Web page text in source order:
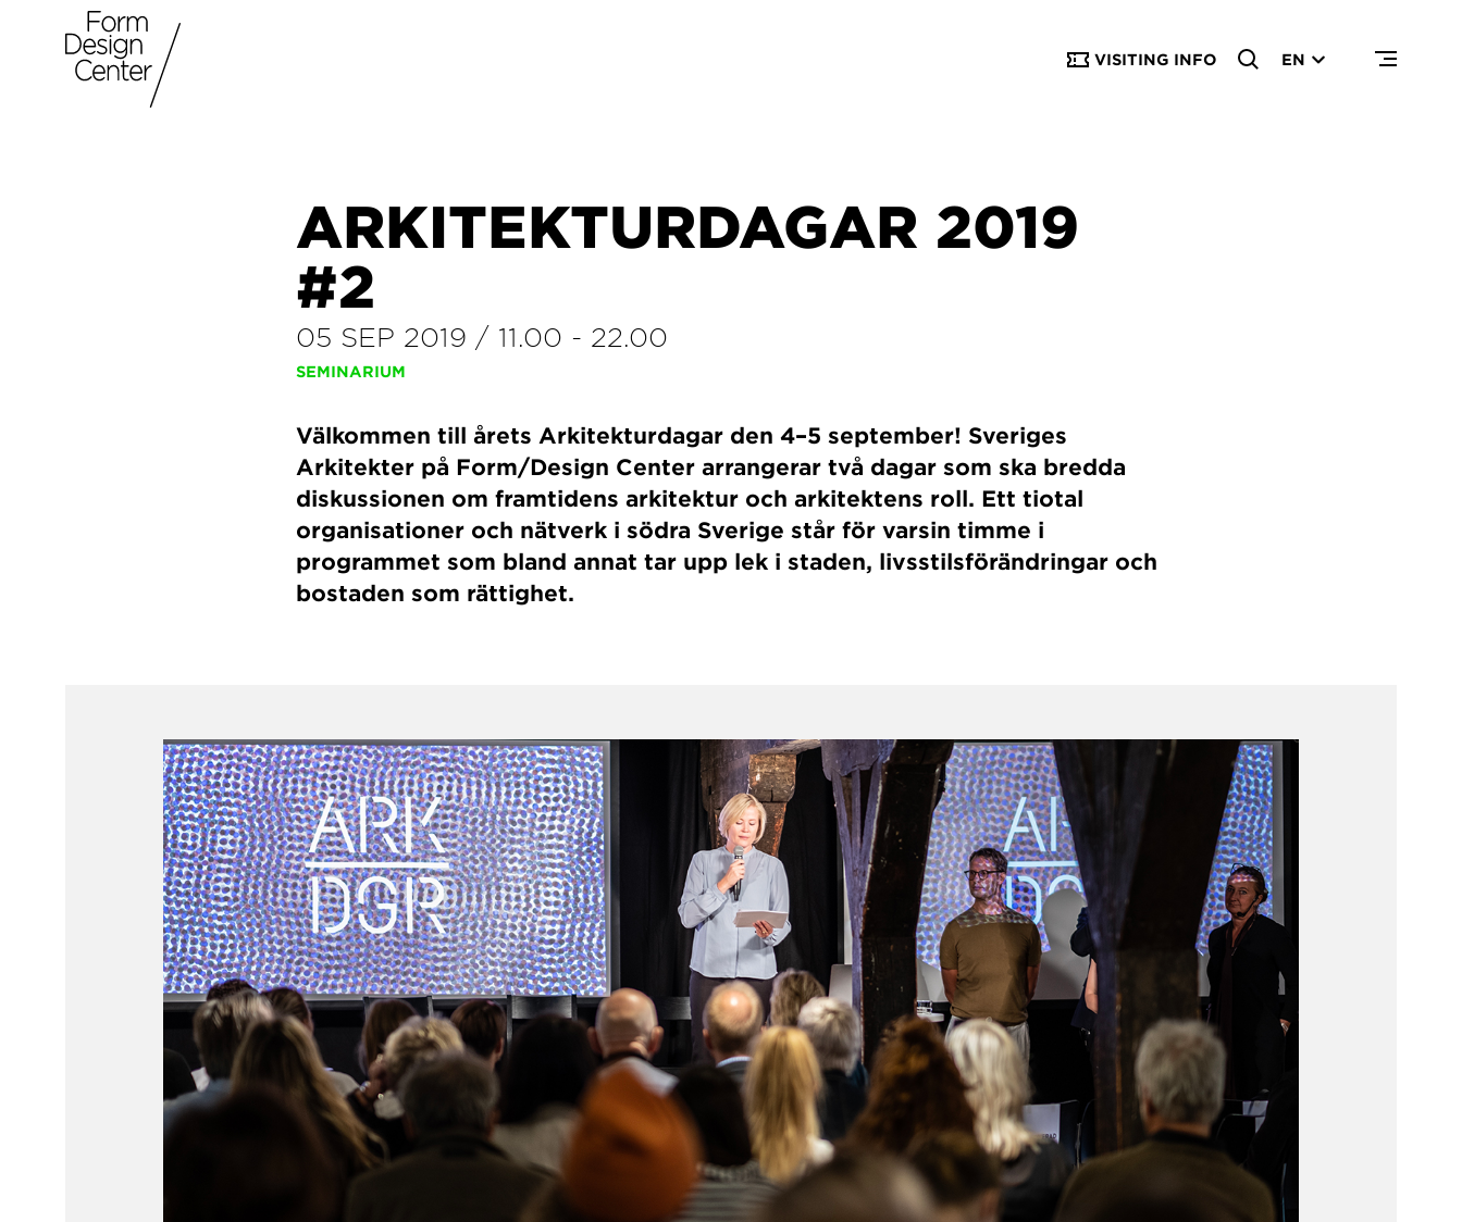
VISITING INFO EN
ARKITEKTURDAGAR 2019
#2
05 SEP 2019 / 11.00 - 22.00
SEMINARIUM
Välkommen till årets Arkitekturdagar den 4–5 september! Sveriges
Arkitekter på Form/Design Center arrangerar två dagar som ska bredda
diskussionen om framtidens arkitektur och arkitektens roll. Ett tiotal
organisationer och nätverk i södra Sverige står för varsin timme i
programmet som bland annat tar upp lek i staden, livsstilsförändringar och
bostaden som rättighet.